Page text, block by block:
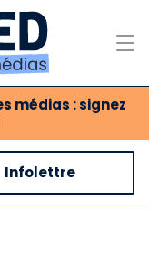
médias : signez
Infolettre